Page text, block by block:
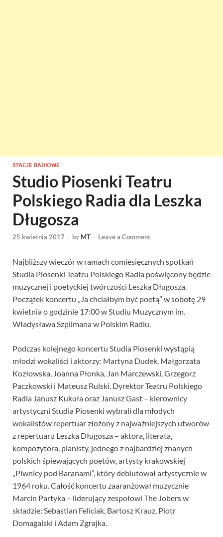
STACJE RADIOWE
Studio Piosenki Teatru
Polskiego Radia dla Leszka
Długosza
25 kwietnia 2017 - by MT - Leave a Comment
Najbliższy wieczór w ramach comiesięcznych spotkań
Studia Piosenki Teatru Polskiego Radia poświęcony będzie
muzycznej i poetyckiej twórczości Leszka Długosza.
Początek koncertu „Ja chciałbym być poetą” w sobotę 29
kwietnia o godzinie 17:00 w Studiu Muzycznym im.
Władysława Szpilmana w Polskim Radiu.
Podczas kolejnego koncertu Studia Piosenki wystąpią
młodzi wokaliści i aktorzy: Martyna Dudek, Małgorzata
Kozłowska, Joanna Płonka, Jan Marczewski, Grzegorz
Paczkowski i Mateusz Rulski. Dyrektor Teatru Polskiego
Radia Janusz Kukuła oraz Janusz Gast – kierownicy
artystyczni Studia Piosenki wybrali dla młodych
wokalistów repertuar złożony z najważniejszych utworów
z repertuaru Leszka Długosza – aktora, literata,
kompozytora, pianisty, jednego z najbardziej znanych
polskich śpiewających poetów, artysty krakowskiej
„Piwnicy pod Baranami”, który debiutował artystycznie w
1964 roku. Całość koncertu zaaranżował muzycznie
Marcin Partyka – liderujący zespołowi The Jobers w
składzie: Sebastian Feliciak, Bartosz Krauz, Piotr
Domagalski i Adam Zgrajka.